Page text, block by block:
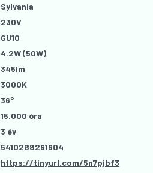
Sylvania
230V
GU10
4.2W (50W)
345lm
3000K
36°
15.000 óra
3 év
5410288291604
https://tinyurl.com/5n7pjbf3